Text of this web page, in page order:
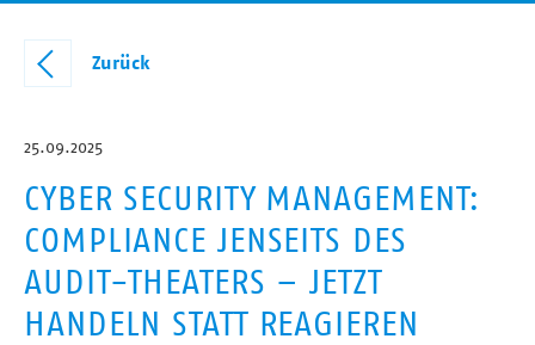
Zurück
25.09.2025
CYBER SECURITY MANAGEMENT:
COMPLIANCE JENSEITS DES
AUDIT-THEATERS – JETZT
HANDELN STATT REAGIEREN